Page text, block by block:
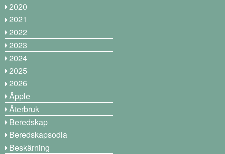
2020
2021
2022
2023
2024
2025
2026
Äpple
Återbruk
Beredskap
Beredskapsodla
Beskärning